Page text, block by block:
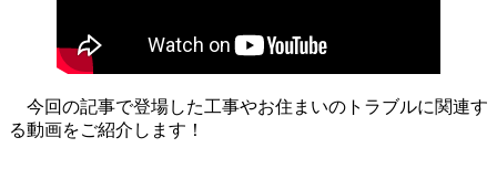
今回の記事で登場した工事やお住まいのトラブルに関連す
る動画をご紹介します！